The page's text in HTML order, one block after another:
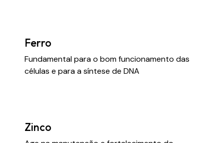
Ferro
Fundamental para o bom funcionamento das
células e para a síntese de DNA
Zinco